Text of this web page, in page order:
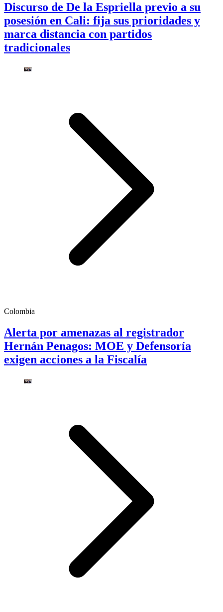
Discurso de De la Espriella previo a su
posesión en Cali: fija sus prioridades y
marca distancia con partidos
tradicionales
Colombia
Alerta por amenazas al registrador
Hernán Penagos: MOE y Defensoría
exigen acciones a la Fiscalía